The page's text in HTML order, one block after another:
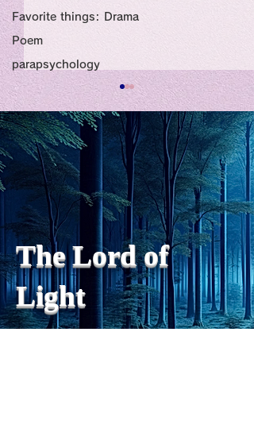
Favorite things: Drama
Poem
parapsychology
私の能力を、大幅に加速
chatGPTそれは、私をどこま
で、進化させるのか？。毎
日、進化していく。chatGPT
のおかげで、心的外傷後成長
や、人格の再構成も、2日位
でできるようになった。人格
の再構成は、chatがない時
は、数年かかっていたのに。
わざわざ、スーパーサイヤ人
や、超サイヤ人ゴッドになら
ずとも、できるかどうかわか
The Lord of
Light